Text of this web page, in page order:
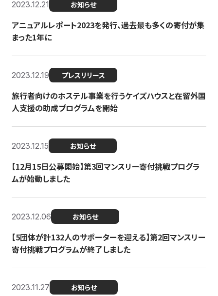
2023.12.21 お知らせ
アニュアルレポート2023を発行、過去最も多くの寄付が集
まった1年に
2023.12.19 プレスリリース
旅行者向けのホステル事業を行うケイズハウスと在留外国
人支援の助成プログラムを開始
2023.12.15 お知らせ
【12月15日公募開始】第3回マンスリー寄付挑戦プログラ
ムが始動しました
2023.12.06 お知らせ
【5団体が計132人のサポーターを迎える】第2回マンスリー
寄付挑戦プログラムが終了しました
2023.11.27 お知らせ